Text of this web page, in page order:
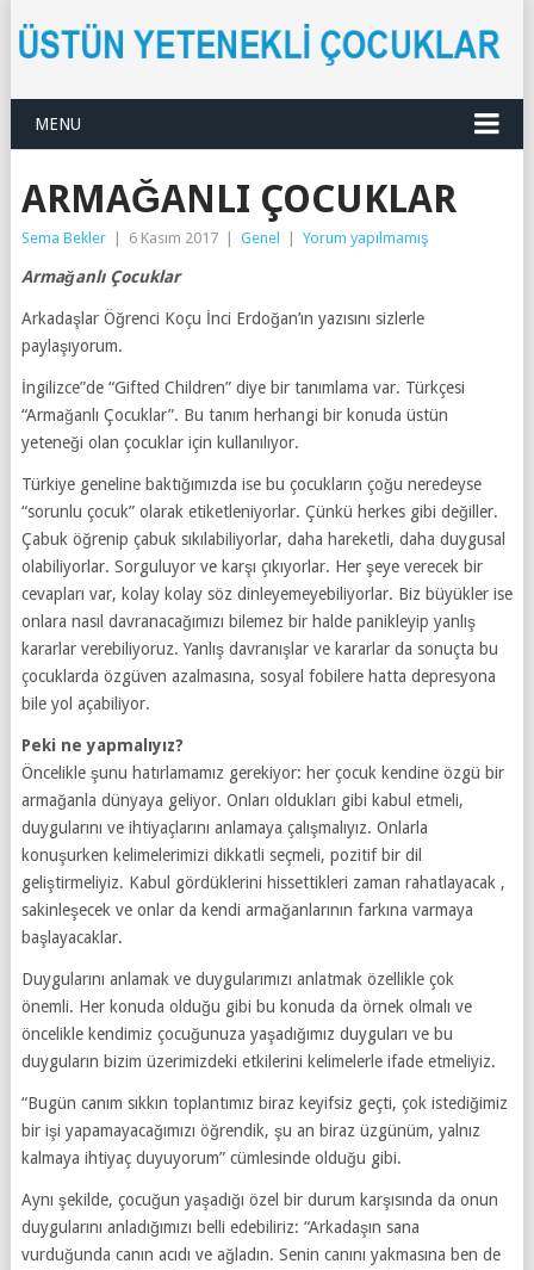
MENU
ARMAĞANLI ÇOCUKLAR
Sema Bekler 6 Kasım 2017 Genel Yorum yapılmamış
Armağanlı Çocuklar
Arkadaşlar Öğrenci Koçu İnci Erdoğan’ın yazısını sizlerle
paylaşıyorum.
İngilizce”de “Gifted Children” diye bir tanımlama var. Türkçesi
“Armağanlı Çocuklar”. Bu tanım herhangi bir konuda üstün
yeteneği olan çocuklar için kullanılıyor.
Türkiye geneline baktığımızda ise bu çocukların çoğu neredeyse
“sorunlu çocuk” olarak etiketleniyorlar. Çünkü herkes gibi değiller.
Çabuk öğrenip çabuk sıkılabiliyorlar, daha hareketli, daha duygusal
olabiliyorlar. Sorguluyor ve karşı çıkıyorlar. Her şeye verecek bir
cevapları var, kolay kolay söz dinleyemeyebiliyorlar. Biz büyükler ise
onlara nasıl davranacağımızı bilemez bir halde panikleyip yanlış
kararlar verebiliyoruz. Yanlış davranışlar ve kararlar da sonuçta bu
çocuklarda özgüven azalmasına, sosyal fobilere hatta depresyona
bile yol açabiliyor.
Peki ne yapmalıyız?
Öncelikle şunu hatırlamamız gerekiyor: her çocuk kendine özgü bir
armağanla dünyaya geliyor. Onları oldukları gibi kabul etmeli,
duygularını ve ihtiyaçlarını anlamaya çalışmalıyız. Onlarla
konuşurken kelimelerimizi dikkatli seçmeli, pozitif bir dil
geliştirmeliyiz. Kabul gördüklerini hissettikleri zaman rahatlayacak ,
sakinleşecek ve onlar da kendi armağanlarının farkına varmaya
başlayacaklar.
Duygularını anlamak ve duygularımızı anlatmak özellikle çok
önemli. Her konuda olduğu gibi bu konuda da örnek olmalı ve
öncelikle kendimiz çocuğunuza yaşadığımız duyguları ve bu
duyguların bizim üzerimizdeki etkilerini kelimelerle ifade etmeliyiz.
“Bugün canım sıkkın toplantımız biraz keyifsiz geçti, çok istediğimiz
bir işi yapamayacağımızı öğrendik, şu an biraz üzgünüm, yalnız
kalmaya ihtiyaç duyuyorum” cümlesinde olduğu gibi.
Aynı şekilde, çocuğun yaşadığı özel bir durum karşısında da onun
duygularını anladığımızı belli edebiliriz: “Arkadaşın sana
vurduğunda canın acıdı ve ağladın. Senin canını yakmasına ben de